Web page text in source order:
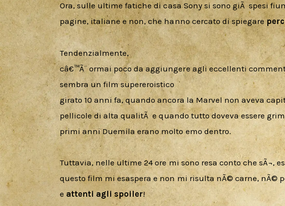
Ora, sulle ultime fatiche di casa Sony si sono giÃ  spesi
pagine, italiane e non, che hanno cercato di spiegare
Tendenzialmente,
câ€™Ã¨ ormai poco da aggiungere agli eccellenti
sembra un film supereroistico
girato 10 anni fa, quando ancora la Marvel non aveva
pellicole di alta qualitÃ  e quando tutto doveva essere
primi anni Duemila erano molto emo dentro.
Tuttavia, nelle ultime 24 ore mi sono resa conto che sÃ¬,
questo film mi esaspera e non mi risulta nÃ© carne, nÃ©
e attenti agli spoiler!